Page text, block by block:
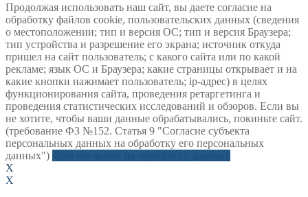
Продолжая использовать наш сайт, вы даете согласие на
обработку файлов cookie, пользовательских данных (сведения
о местоположении; тип и версия ОС; тип и версия Браузера;
тип устройства и разрешение его экрана; источник откуда
пришел на сайт пользователь; с какого сайта или по какой
рекламе; язык ОС и Браузера; какие страницы открывает и на
какие кнопки нажимает пользователь; ip-адрес) в целях
функционирования сайта, проведения ретаргетинга и
проведения статистических исследований и обзоров. Если вы
не хотите, чтобы ваши данные обрабатывались, покиньте сайт.
(требование ФЗ №152. Статья 9 "Согласие субъекта
персональных данных на обработку его персональных
данных")
X
X